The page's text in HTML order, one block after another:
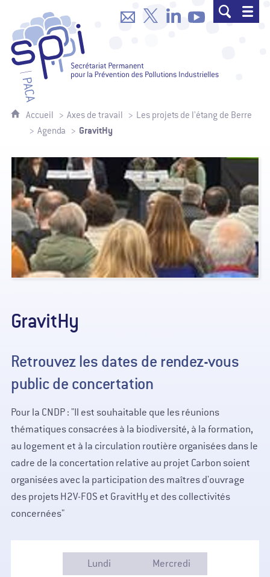
SPPPI Paca - Secrétariat
Accueil Axes de travail
Les projets de l'étang de Berre
Agenda
GravitHy
GravitHy
Retrouvez les dates de rendez-vous
public de concertation
Pour la CNDP : "Il est souhaitable que les réunions
thématiques consacrées à la biodiversité, à la formation,
au logement et à la circulation routière organisées dans le
cadre de la concertation relative au projet Carbon soient
organisées avec la participation des maîtres d'ouvrage
des projets H2V-FOS et GravitHy et des collectivités
concernées"
Lundi Mercredi